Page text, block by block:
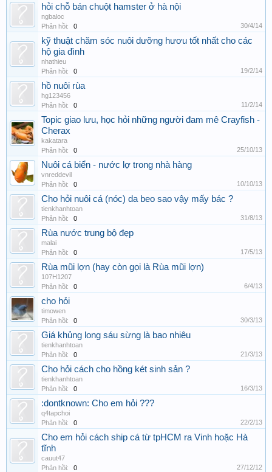
hỏi chỗ bán chuột hamster ở hà nội
ngbaloc
Phản hồi:
0 30/4/14
kỹ thuật chăm sóc nuôi dưỡng hươu tốt nhất cho các
hộ gia đình
nhathieu
Phản hồi:
0 19/2/14
hồ nuôi rùa
hg123456
Phản hồi:
0 11/2/14
Topic giao lưu, học hỏi những người đam mê Crayfish -
Cherax
kakatara
Phản hồi:
0 25/10/13
Nuôi cá biển - nước lợ trong nhà hàng
vnreddevil
Phản hồi:
0 10/10/13
Cho hỏi nuôi cá (nóc) da beo sao vậy mấy bác ?
tienkhanhtoan
Phản hồi:
0 31/8/13
Rùa nước trung bộ đẹp
malai
Phản hồi:
0 17/5/13
Rùa mũi lợn (hay còn gọi là Rùa mũi lợn)
107H1207
Phản hồi:
0 6/4/13
cho hỏi
timowen
Phản hồi:
0 30/3/13
Giá khủng long sáu sừng là bao nhiêu
tienkhanhtoan
Phản hồi:
0 21/3/13
Cho hỏi cách cho hồng két sinh sản ?
tienkhanhtoan
Phản hồi:
0 16/3/13
:dontknown: Cho em hỏi ???
q4tapchoi
Phản hồi:
0 22/2/13
Cho em hỏi cách ship cá từ tpHCM ra Vinh hoặc Hà
tĩnh
cauut47
Phản hồi:
0 27/12/12